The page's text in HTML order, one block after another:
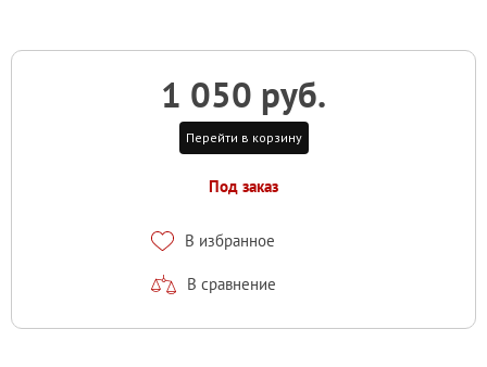
1 050 руб.
Перейти в корзину
Под заказ
В избранное
В сравнение